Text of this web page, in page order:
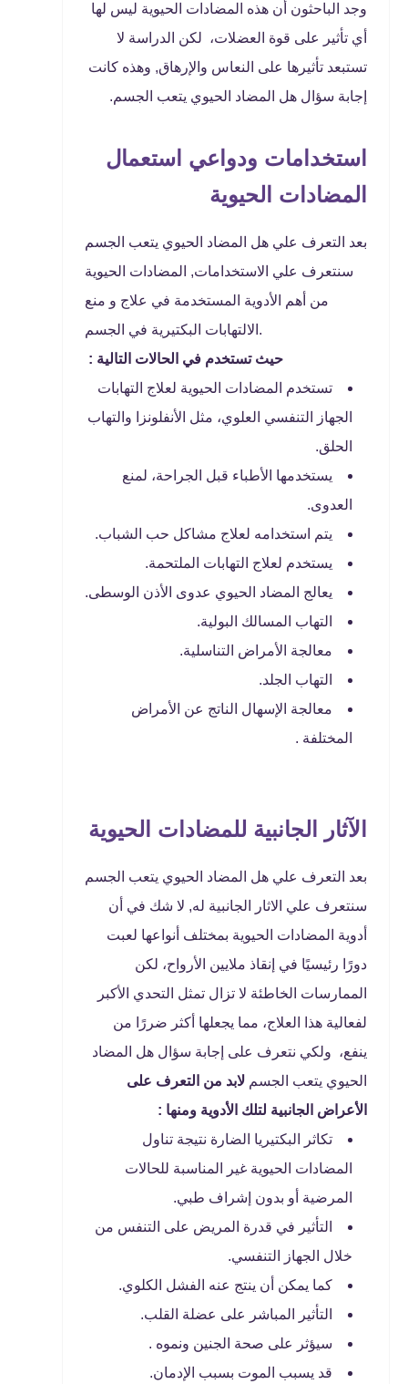
وجد الباحثون أن هذه المضادات الحيوية ليس لها
أي تأثير على قوة العضلات، لكن الدراسة لا
تستبعد تأثيرها على النعاس والإرهاق, وهذه كانت
إجابة سؤال هل المضاد الحيوي يتعب الجسم.
استخدامات ودواعي استعمال
المضادات الحيوية
بعد التعرف علي هل المضاد الحيوي يتعب الجسم
سنتعرف علي الاستخدامات, المضادات الحيوية
من أهم الأدوية المستخدمة في علاج و منع
الالتهابات البكتيرية في الجسم.
: حيث تستخدم في الحالات التالية
تستخدم المضادات الحيوية لعلاج التهابات
الجهاز التنفسي العلوي، مثل الأنفلونزا والتهاب
الحلق.
يستخدمها الأطباء قبل الجراحة، لمنع
العدوى.
يتم استخدامه لعلاج مشاكل حب الشباب.
يستخدم لعلاج التهابات الملتحمة.
يعالج المضاد الحيوي عدوى الأذن الوسطى.
التهاب المسالك البولية.
معالجة الأمراض التناسلية.
التهاب الجلد.
معالجة الإسهال الناتج عن الأمراض
المختلفة .
الآثار الجانبية للمضادات الحيوية
بعد التعرف علي هل المضاد الحيوي يتعب الجسم
سنتعرف علي الاثار الجانبية له, لا شك في أن
أدوية المضادات الحيوية بمختلف أنواعها لعبت
دورًا رئيسيًا في إنقاذ ملايين الأرواح، لكن
الممارسات الخاطئة لا تزال تمثل التحدي الأكبر
لفعالية هذا العلاج، مما يجعلها أكثر ضررًا من
ينفع، ولكي نتعرف على إجابة سؤال هل المضاد
الحيوي يتعب الجسم لابد من التعرف على
الأعراض الجانبية لتلك الأدوية ومنها :
تكاثر البكتيريا الضارة نتيجة تناول
المضادات الحيوية غير المناسبة للحالات
المرضية أو بدون إشراف طبي.
التأثير في قدرة المريض على التنفس من
خلال الجهاز التنفسي.
كما يمكن أن ينتج عنه الفشل الكلوي.
التأثير المباشر على عضلة القلب.
سيؤثر على صحة الجنين ونموه .
قد يسبب الموت بسبب الإدمان.